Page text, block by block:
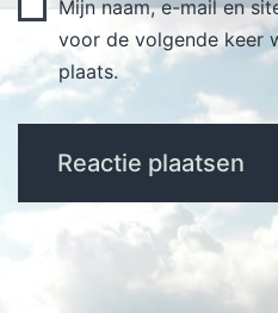
Mijn naam, e-mail en
voor de volgende keer
plaats.